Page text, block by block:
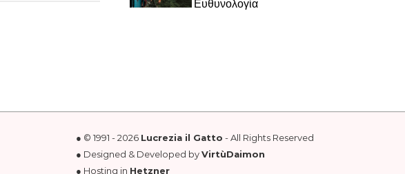
Ευθυνολογία
● © 1991 - 2026 Lucrezia il Gatto - All Rights Reserved
● Designed & Developed byVirtùDaimon
● Hosting in Hetzner